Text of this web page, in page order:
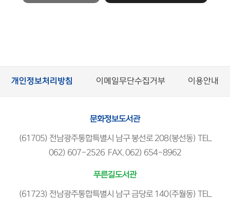
개인정보처리방침 이메일무단수집거부 이용안내
문화정보도서관
(61705) 전남광주통합특별시 남구 봉선로 208(봉선동) TEL.
062) 607-2526 FAX. 062) 654-8962
푸른길도서관
(61723) 전남광주통합특별시 남구 금당로 140(주월동) TEL.